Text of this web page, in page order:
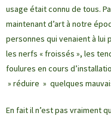
usage était connu de tous.
maintenant d’art à notre
personnes qui venaient à lui
les nerfs « froissés », les
foulures en cours
» réduire » quelques
En fait il n’est pas vraiment